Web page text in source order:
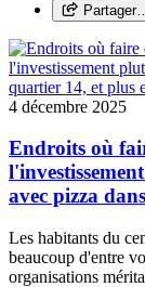
Partager…
4 décembre 2025
Endroits où
avec pizza
Les habitants du
beaucoup d'entre
organisations